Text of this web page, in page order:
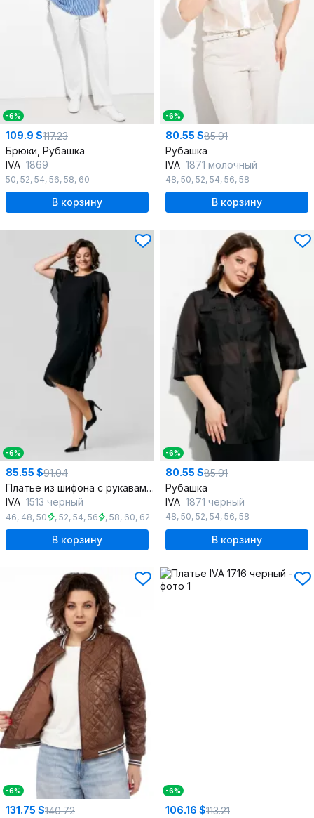
-6%
109.9 $117.23
Брюки, Рубашка
IVA 1869
50, 52, 54, 56, 58, 60
В корзину
-6%
80.55 $85.91
Рубашка
IVA 1871 молочный
48, 50, 52, 54, 56, 58
В корзину
-6%
85.55 $91.04
Платье из шифона с рукавами-воланами и классическим силуэтом
IVA 1513 черный
46, 48, 50 , 52, 54, 56 , 58, 60, 62
В корзину
-6%
80.55 $85.91
Рубашка
IVA 1871 черный
48, 50, 52, 54, 56, 58
В корзину
-6%
131.75 $140.72
-6%
106.16 $113.21